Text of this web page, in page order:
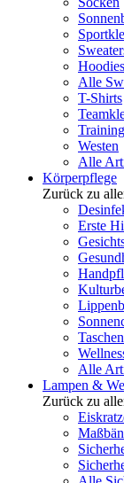
Hoodies
Alle
T-Shirts
Westen
Alle
Körperpflege
Zurück zu
Erste
Alle
Lampen &
Zurück zu